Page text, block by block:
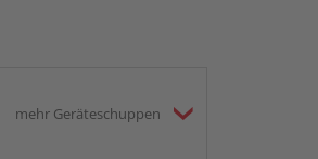
mehr Geräteschuppen